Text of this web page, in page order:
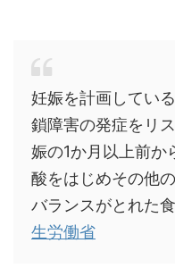
妊娠を計画してい
鎖障害の発症をリ
娠の1か月以上前か
酸をはじめその他
バランスがとれた
生労働省